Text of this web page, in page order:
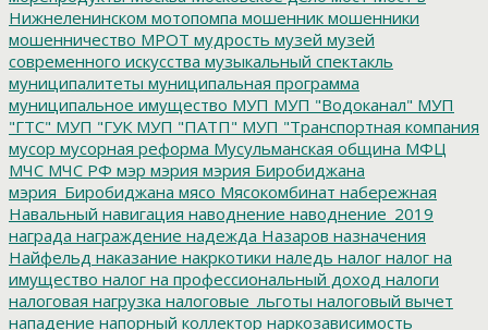
Нижнеленинском мотопомпа мошенник мошенники
мошенничество МРОТ мудрость музей музей
современного искусства музыкальный спектакль
муниципалитеты муниципальная программа
муниципальное имущество МУП МУП "Водоканал" МУП
"ГТС" МУП "ГУК МУП "ПАТП" МУП "Транспортная компания
мусор мусорная реформа Мусульманская община МФЦ
МЧС МЧС РФ мэр мэрия мэрия Биробиджана
мэрия_Биробиджана мясо Мясокомбинат набережная
Навальный навигация наводнение наводнение_2019
награда награждение надежда Назаров назначения
Найфельд наказание накркотики наледь налог налог на
имущество налог на профессиональный доход налоги
налоговая нагрузка налоговые_льготы налоговый вычет
нападение напорный коллектор наркозависимость